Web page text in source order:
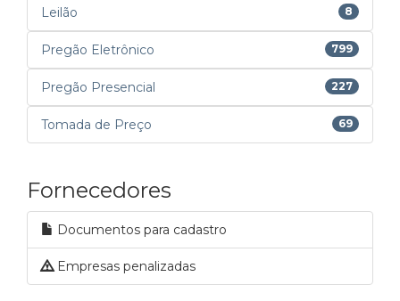
Leilão 8
Pregão Eletrônico 799
Pregão Presencial 227
Tomada de Preço 69
Fornecedores
Documentos para cadastro
Empresas penalizadas